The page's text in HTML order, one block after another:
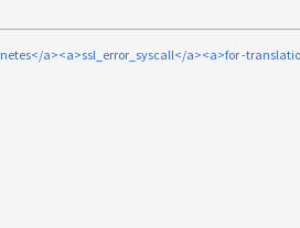
a><a>ssl_error_syscall</a><a>for -